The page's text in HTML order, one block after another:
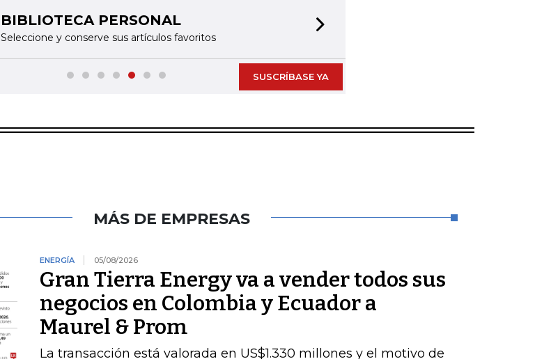
BIBLIOTECA PERSONAL
Seleccione y conserve sus artículos favoritos
SUSCRÍBASE YA
MÁS DE EMPRESAS
ENERGÍA 05/08/2026
Gran Tierra Energy va a vender todos sus
negocios en Colombia y Ecuador a
Maurel & Prom
La transacción está valorada en US$1.330 millones y el motivo de